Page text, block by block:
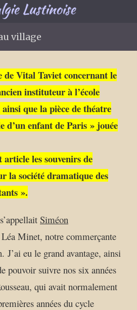
village
de Vital Taviet concernant le
instituteur à l’école
que la pièce de théatre
d’un enfant de Paris » jouée
article les souvenirs de
la société dramatique des
».
Siméon
Minet, notre commerçante
J’ai eu le grand avantage, ainsi
pouvoir suivre nos six années
qui avait normalement
années du cycle